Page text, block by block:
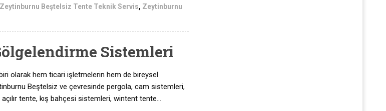
Zeytinburnu Beştelsiz Tente Teknik Servis, Zeytinburnu
Sistemleri
olarak hem ticari işletmelerin hem de bireysel
Beştelsiz ve çevresinde pergola, cam sistemleri,
tente, kış bahçesi sistemleri, wintent tente…